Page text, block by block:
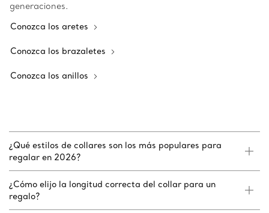
generaciones.
Conozca los aretes
Conozca los brazaletes
Conozca los anillos
¿Qué estilos de collares son los más populares para
regalar en 2026?
¿Cómo elijo la longitud correcta del collar para un
regalo?